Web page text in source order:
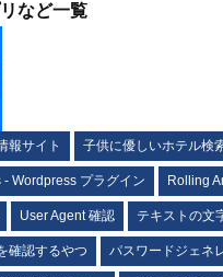
など一覧
報サイト 子供に優しいホテル検
Wordpress プラグイン Rolling
User Agent 確認 テキストの文
確認するやつ パスワードジェネ